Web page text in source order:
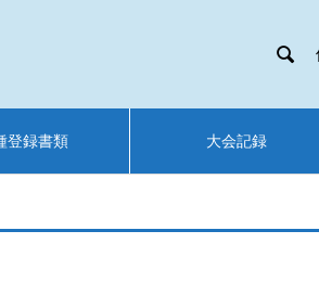

登録書類 大会記録